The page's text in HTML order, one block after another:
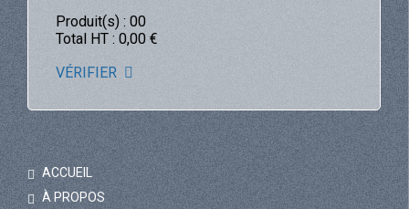
Produit(s) : 00
Total HT : 0,00 €
VÉRIFIER
ACCUEIL
À PROPOS